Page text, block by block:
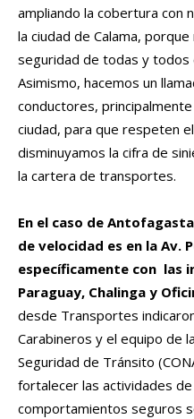
ampliando la cobertura con
la ciudad de Calama,
seguridad de todas y todos
Asimismo, hacemos un
conductores,
ciudad, para que respeten
disminuyamos la cifra de
la cartera de transportes.
En el caso de
de velocidad es en la Av.
específicamente con las
Paraguay, Chalinga y
desde Transportes
Carabineros y el equipo de
Seguridad de Tránsito
fortalecer las actividades
comportamientos seguros